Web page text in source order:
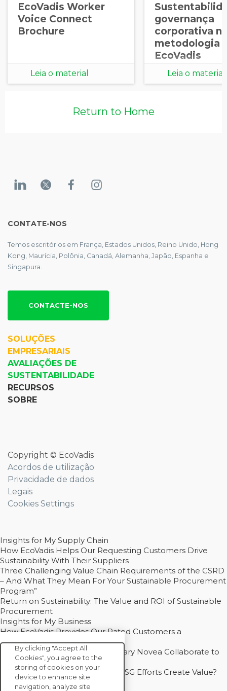
EcoVadis Worker
Voice Connect
Brochure
Leia o material
governança
corporativa
metodologia
EcoVadis
Leia o material
Return to Home
CONTATE-NOS
Temos escritórios em França, Estados Unidos, Reino Unido, Hong
Kong, Maurícia, Polônia, Canadá, Alemanha, Japão, Espanha e
Singapura.
CONTACTE-NOS
SOLUÇÕES
EMPRESARIAIS
AVALIAÇÕES DE
SUSTENTABILIDADE
RECURSOS
SOBRE
Copyright © EcoVadis
Acordos de utilização
Privacidade de dados
Legais
Cookies Settings
Insights for My Supply Chain
How EcoVadis Helps Our Requesting Customers Drive
Sustainability With Their Suppliers
Three Challenging Value Chain Requirements of the CSRD
– And What They Mean For Your Sustainable Procurement
Program”
Return on Sustainability: The Value and ROI of Sustainable
Procurement
Insights for My Business
How EcoVadis Provides Our Rated Customers a
Competitive Advantage
How Groupe Sterne and Subsidiary Novea Collaborate to
Drive Decarbonization
Bain - EcoVadis Joint Study: Do ESG Efforts Create Value?
Recommended
By clicking "Accept All
Cookies", you agree to the
storing of cookies on your
device to enhance site
navigation, analyze site